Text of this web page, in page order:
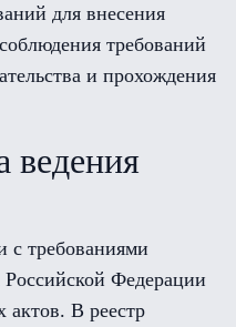
для внесения
требований
и прохождения
ведения
с требованиями
Российской Федерации
актов. В реестр